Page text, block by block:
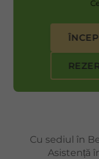
Cu sediul în
Asistență